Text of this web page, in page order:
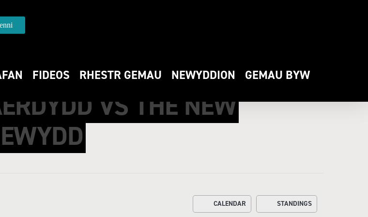
FIDEOS RHESTR GEMAU NEWYDDION GEMAU BYW
VS THE NEW
CALENDAR STANDINGS